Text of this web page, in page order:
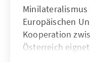
Europäischen
Kooperation
Österreich